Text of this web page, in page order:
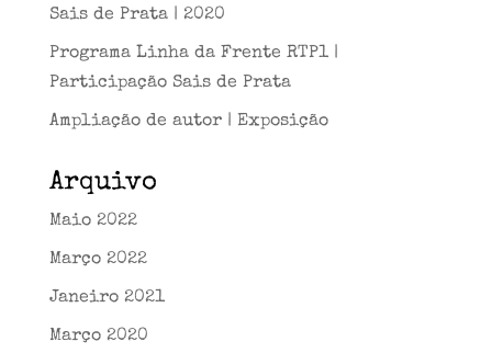
Sais de Prata | 2020
Programa Linha da Frente RTP1 |
Participação Sais de Prata
Ampliação de autor | Exposição
Arquivo
Maio 2022
Março 2022
Janeiro 2021
Março 2020